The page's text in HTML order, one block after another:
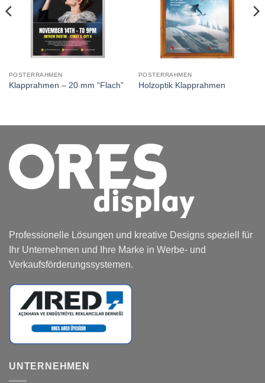
POSTERRAHMEN
Klapprahmen – 20 mm “Flach”
POSTERRAHMEN
Holzoptik Klapprahmen
Professionelle Lösungen und kreative Designs speziell für
Ihr Unternehmen und Ihre Marke in Werbe- und
Verkaufsförderungssystemen.
UNTERNEHMEN